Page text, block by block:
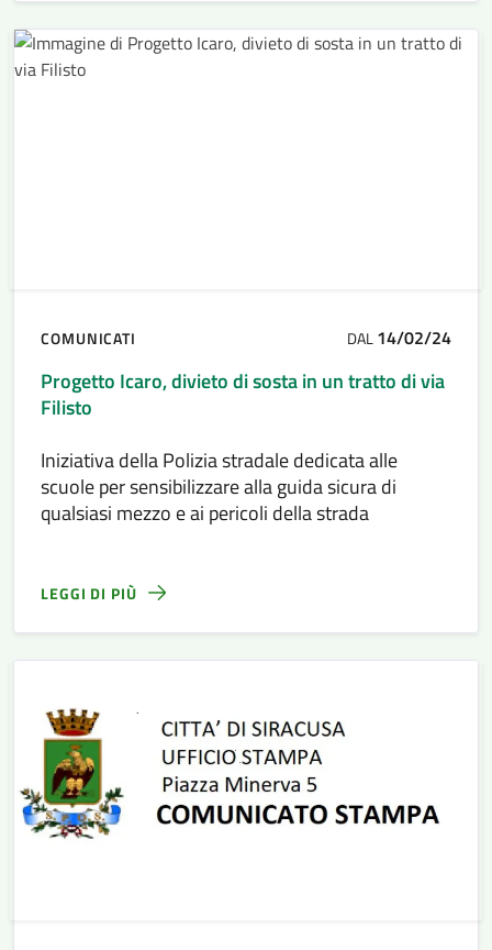
COMUNICATI DAL14/02/24
Progetto Icaro, divieto di sosta in un tratto di via
Filisto
Iniziativa della Polizia stradale dedicata alle
scuole per sensibilizzare alla guida sicura di
qualsiasi mezzo e ai pericoli della strada
LEGGI DI PIÙ